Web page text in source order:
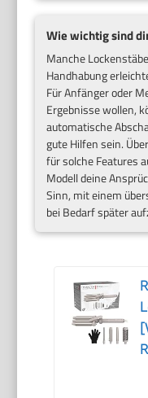
Wie wichtig sind
Manche
Handhabung
Für Anfänger oder
Ergebnisse wollen,
automatische
gute Hilfen sein.
für solche Features
Modell deine
Sinn, mit einem
bei Bedarf später